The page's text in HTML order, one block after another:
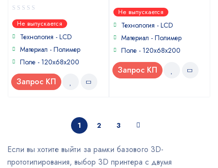
0
out
of
Не выпускается
Технология - LCD
Материал - Полимер
Поле - 120x68x200
Запрос КП
4out of
5Не выпускается
Технология - LCD
Материал - Полимер
Поле - 120x68x200
Запрос КП
1 2 3
Если вы хотите выйти за рамки базового 3D-
прототипирования, выбор 3D принтера с двумя